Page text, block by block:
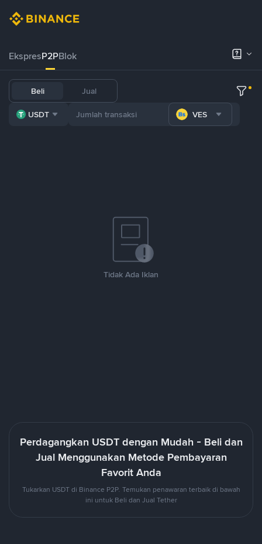
EkspresP2PBlok
Beli Jual
USDT VES
Tidak Ada Iklan
Perdagangkan USDT dengan Mudah - Beli dan
Jual Menggunakan Metode Pembayaran
Favorit Anda
Tukarkan USDT di Binance P2P. Temukan penawaran terbaik di bawah
ini untuk Beli dan Jual Tether